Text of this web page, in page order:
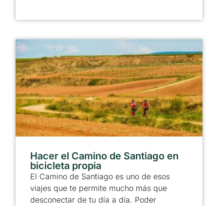
Hacer el Camino de Santiago en
bicicleta propia
El Camino de Santiago es uno de esos
viajes que te permite mucho más que
desconectar de tu día a día. Poder